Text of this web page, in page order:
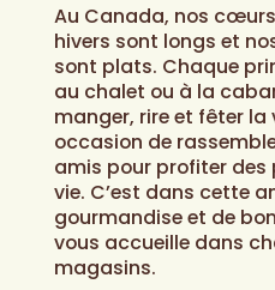
Au Canada, nos
hivers sont longs et
sont plats. Chaque
au chalet ou à la
manger, rire et fêter la
occasion de
amis pour profiter des
vie. C’est dans cette
gourmandise et de
vous accueille dans
magasins.